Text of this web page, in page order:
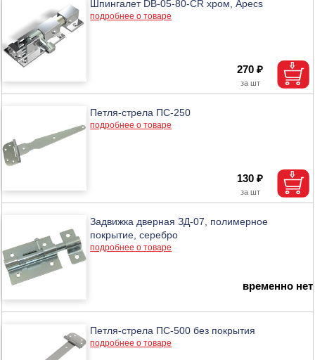
Шпингалет DB-05-80-CR хром, Apecs
подробнее о товаре
270 ₽
Петля-стрела ПС-250
подробнее о товаре
130 ₽
Задвижка дверная ЗД-07, полимерное
покрытие, серебро
подробнее о товаре
временно нет
Петля-стрела ПС-500 без покрытия
подробнее о товаре